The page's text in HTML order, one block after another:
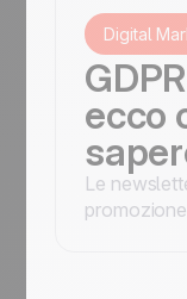
Positive
Digital
ecco
Le